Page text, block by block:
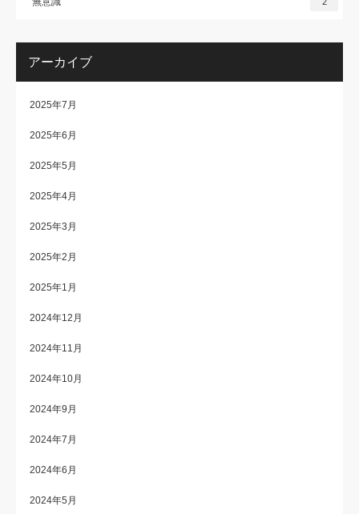
アーカイブ
2025年7月
2025年6月
2025年5月
2025年4月
2025年3月
2025年2月
2025年1月
2024年12月
2024年11月
2024年10月
2024年9月
2024年7月
2024年6月
2024年5月